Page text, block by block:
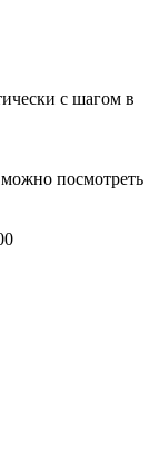
с шагом в
посмотреть